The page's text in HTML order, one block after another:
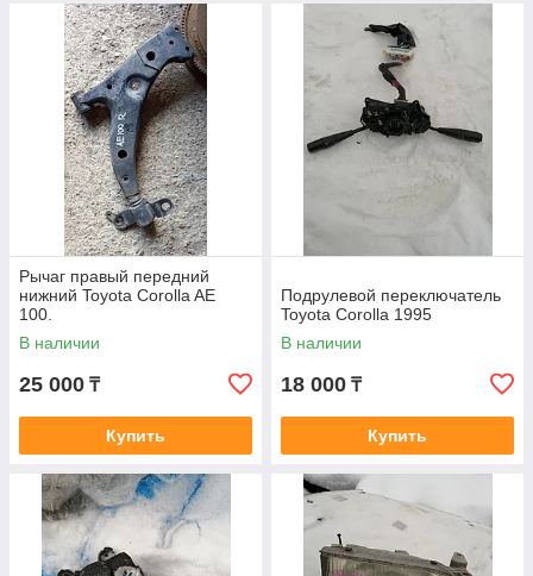
Рычаг правый передний
нижний Toyota Corolla AE
100.
В наличии
25 000 ₸
Купить
Подрулевой переключатель
Toyota Corolla 1995
В наличии
18 000 ₸
Купить